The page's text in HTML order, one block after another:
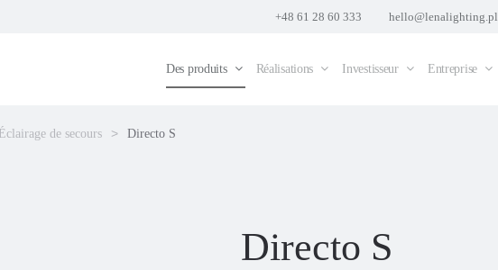
+48 61 28 60 333 hello@lenalighting.pl
Des produits Réalisations Investisseur Entreprise
Éclairage de secours Directo S
Directo S